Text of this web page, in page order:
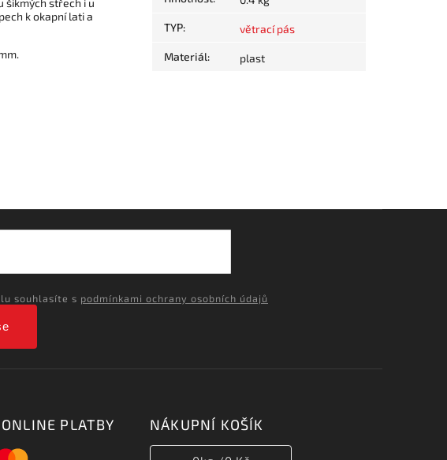
šikmých střech i u
k okapní lati a
TYP: větrací pás
Materiál: plast
souhlasíte s podmínkami ochrany osobních údajů
PLATBY NÁKUPNÍ KOŠÍK